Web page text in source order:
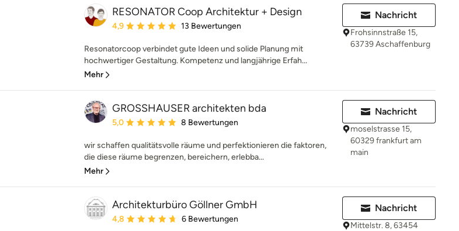
RESONATOR Coop Architektur + Design
Durchschnittliche Bewertung: 4.9 von 5 Sternen
4,9 13 Bewertungen
Resonatorcoop verbindet gute Ideen und solide Planung mit
hochwertiger Gestaltung. Kompetenz und langjährige Erfah...
Mehr
Nachricht
Frohsinnstraße 15,
63739 Aschaffenburg
GROSSHAUSER architekten bda
Durchschnittliche Bewertung: 5 von 5 Sternen
5,0 8 Bewertungen
wir schaffen qualitätsvolle räume und perfektionieren die faktoren,
die diese räume begrenzen, bereichern, erlebba...
Mehr
Nachricht
moselstrasse 15,
60329 frankfurt am
main
Architekturbüro Göllner GmbH
Durchschnittliche Bewertung: 4.8 von 5 Sternen
4,8 6 Bewertungen
Nachricht
Mittelstr. 8, 63454